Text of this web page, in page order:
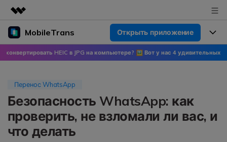
Рекомендуемые продукты
Цифровая креативность AIGC
Бизнес
О нас
Новости
Покупка
MobileTrans Открыть приложение
Продукты
ПК
Перенос данных WhatsApp
Цены
Цены для версий Mac
Центр поддержки
HEIC в JPG на компьютере? 🖼 Вот у нас 4 удивительных метода!
Перенос WhatsApp
Безопасность WhatsApp: как
проверить, не взломали ли вас, и
что делать